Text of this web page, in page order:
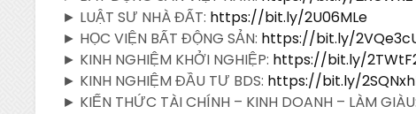
► LUẬT SƯ NHÀ ĐẤT: https://bit.ly/2U06MLe
► HỌC VIỆN BẤT ĐỘNG SẢN: https://bit.ly/
► KINH NGHIỆM KHỞI NGHIỆP: https://bit.ly/
► KINH NGHIỆM ĐẦU TƯ BDS: https://bit.ly/
► KIẾN THỨC TÀI CHÍNH – KINH DOANH – LÀM GIÀU: